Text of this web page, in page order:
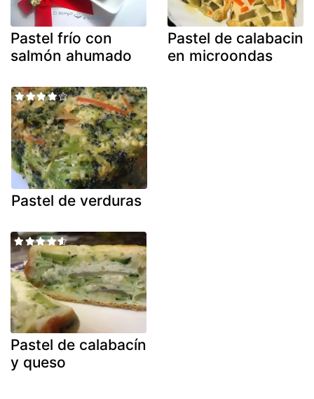
Pastel frío con
salmón ahumado
Pastel de calabacin
en microondas
Pastel de verduras
Pastel de calabacín
y queso